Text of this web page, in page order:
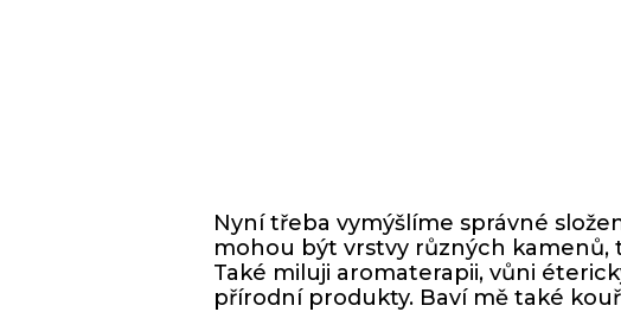
Nyní třeba vymýšlíme správné
mohou být vrstvy různých kamenů,
Také miluji aromaterapii, vůni
přírodní produkty. Baví mě také